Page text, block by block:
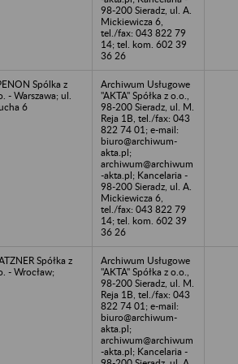
98-200 Sieradz, ul. A.
Mickiewicza 6,
tel./fax: 043 822 79
14; tel. kom. 602 39
36 26
Spólka z
- Warszawa; ul.
6
Archiwum Usługowe
"AKTA" Spółka z o.o.,
98-200 Sieradz, ul. M.
Reja 1B, tel./fax: 043
822 74 01; e-mail:
biuro@archiwum-
akta.pl;
archiwum@archiwum
-akta.pl; Kancelaria -
98-200 Sieradz, ul. A.
Mickiewicza 6,
tel./fax: 043 822 79
14; tel. kom. 602 39
36 26
Spółka z
- Wrocław;
Archiwum Usługowe
"AKTA" Spółka z o.o.,
98-200 Sieradz, ul. M.
Reja 1B, tel./fax: 043
822 74 01; e-mail:
biuro@archiwum-
akta.pl;
archiwum@archiwum
-akta.pl; Kancelaria -